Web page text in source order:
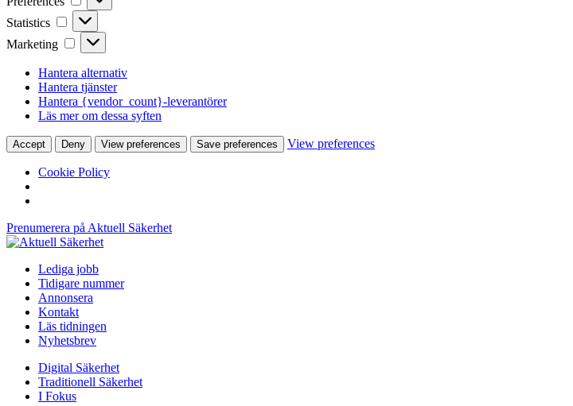
Statistics Statistics
Marketing Marketing
Hantera alternativ
Hantera tjänster
Hantera {vendor_count}-leverantörer
Läs mer om dessa syften
Accept Deny View preferences Save preferences View preferences
Cookie Policy
Prenumerera på Aktuell Säkerhet
Lediga jobb
Tidigare nummer
Annonsera
Kontakt
Läs tidningen
Nyhetsbrev
Digital Säkerhet
Traditionell Säkerhet
I Fokus